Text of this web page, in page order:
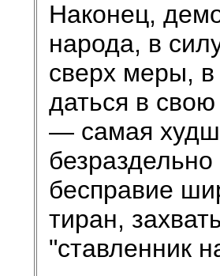
Наконец,
народа, в
сверх меры,
даться в
— самая
бесправие
тиран,
"ставленник